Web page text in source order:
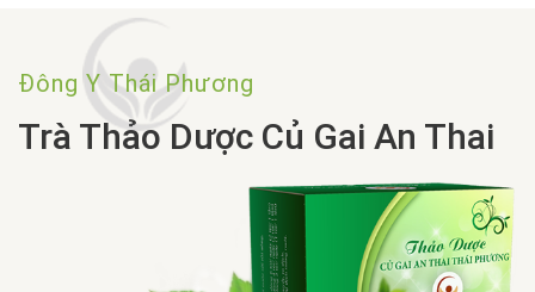
Đông Y Thái Phương
Trà Thảo Dược Củ Gai An Thai